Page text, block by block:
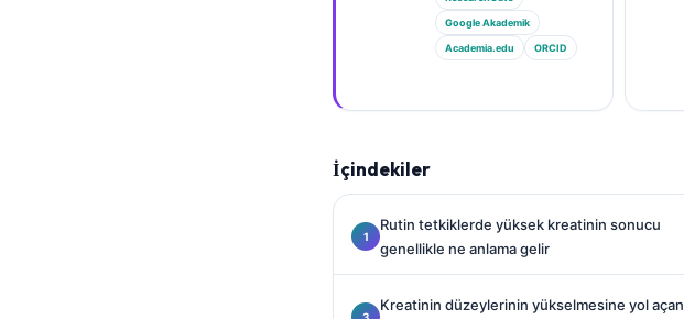
Google Akademik
Academia.edu ORCID
İçindekiler
Rutin tetkiklerde yüksek kreatinin sonucu
genellikle ne anlama gelir
Kreatinin düzeylerinin yükselmesine yol açan